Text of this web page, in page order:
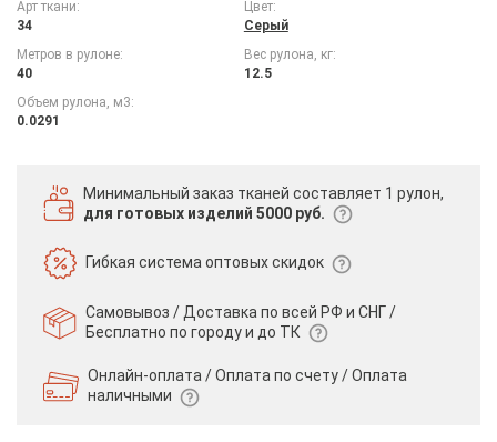
Арт ткани:
34
Цвет:
Серый
Метров в рулоне:
40
Вес рулона, кг:
12.5
Объем рулона, м3:
0.0291
Минимальный заказ тканей составляет 1 рулон,
для готовых изделий 5000 руб.
Гибкая системаоптовых скидок
Самовывоз / Доставка по всей РФ и СНГ /
Бесплатно по городу и до ТК
Онлайн-оплата / Оплата по счету /Оплата
наличными